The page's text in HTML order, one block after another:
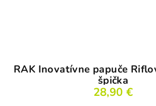
RAK Inovatívne papuče
špička
28,90 €